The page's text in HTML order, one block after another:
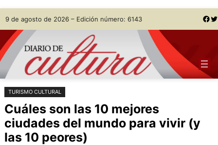
Saltar
al
contenido
Skip
to
content
9 de agosto de 2026 – Edición número: 6143 Facebook Twitter
TURISMO CULTURAL
Cuáles son las 10 mejores
ciudades del mundo para vivir (y
las 10 peores)